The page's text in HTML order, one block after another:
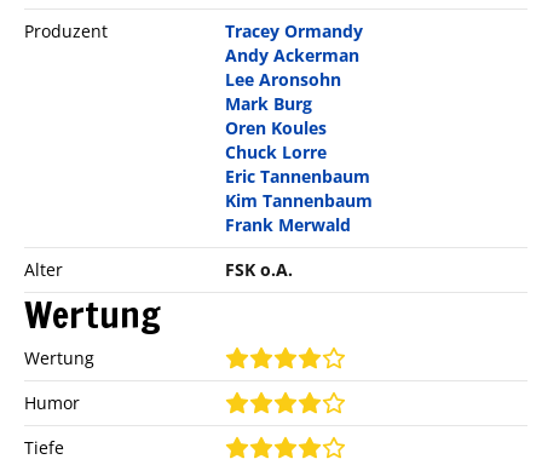
Produzent
Tracey Ormandy
Andy Ackerman
Lee Aronsohn
Mark Burg
Oren Koules
Chuck Lorre
Eric Tannenbaum
Kim Tannenbaum
Frank Merwald
Alter
FSK o.A.
Wertung
Wertung
Humor
Tiefe